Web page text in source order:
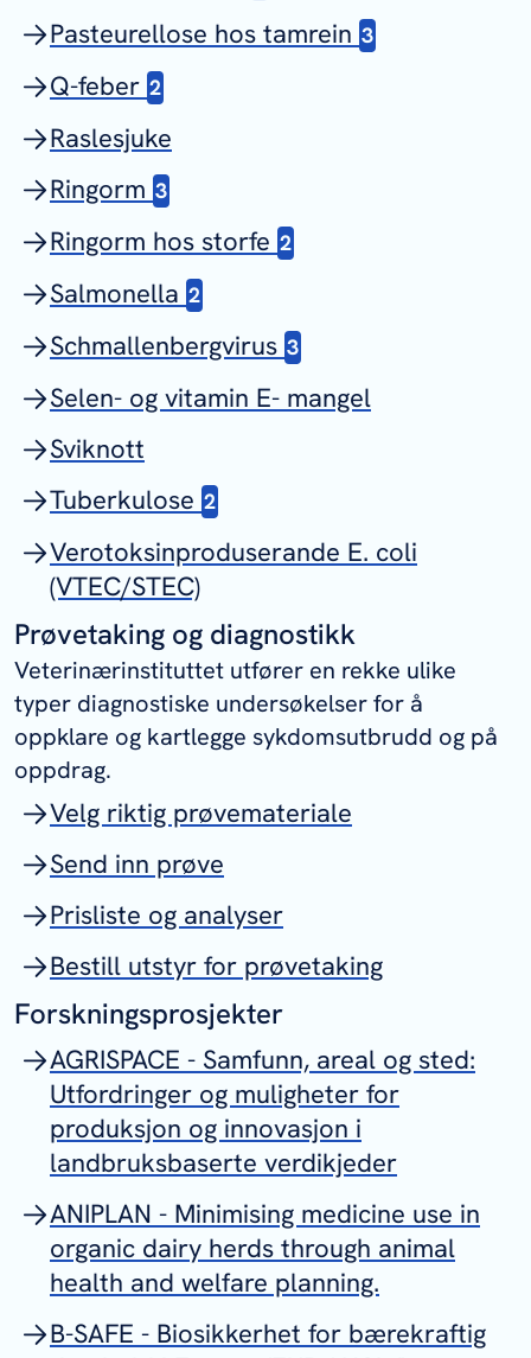
Pasteurellose hos tamrein 3
Q-feber 2
Raslesjuke
Ringorm 3
Ringorm hos storfe 2
Salmonella 2
Schmallenbergvirus 3
Selen- og vitamin E- mangel
Sviknott
Tuberkulose 2
Verotoksinproduserande E. coli
(VTEC/STEC)
Prøvetaking og diagnostikk
Veterinærinstituttet utfører en rekke ulike
typer diagnostiske undersøkelser for å
oppklare og kartlegge sykdomsutbrudd og på
oppdrag.
Velg riktig prøvemateriale
Send inn prøve
Prisliste og analyser
Bestill utstyr for prøvetaking
Forskningsprosjekter
AGRISPACE - Samfunn, areal og sted:
Utfordringer og muligheter for
produksjon og innovasjon i
landbruksbaserte verdikjeder
ANIPLAN - Minimising medicine use in
organic dairy herds through animal
health and welfare planning.
B-SAFE - Biosikkerhet for bærekraftig